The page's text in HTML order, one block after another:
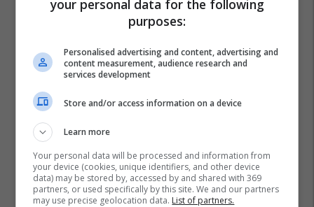
your personal data for the following
purposes:
Personalised advertising and content, advertising and
content measurement, audience research and
services development
Store and/or access information on a device
Learn more
Your personal data will be processed and information from
your device (cookies, unique identifiers, and other device
data) may be stored by, accessed by and shared with 369
partners, or used specifically by this site. We and our partners
may use precise geolocation data. List of partners.